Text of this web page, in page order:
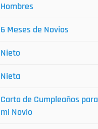
Hombres
6 Meses de Novios
Nieto
Nieta
Carta de Cumpleaños para
mi Novio